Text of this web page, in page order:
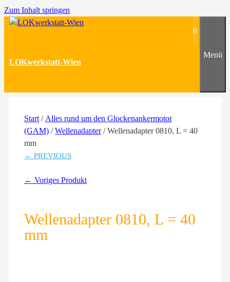
Zum Inhalt springen
LOKwerkstatt-Wien
0
Menü
Start / Alles rund um den Glockenankermotor
(GAM) /Wellenadapter/ Wellenadapter 0810, L = 40
mm
← PREVIOUS
← Voriges Produkt
Wellenadapter 0810, L = 40
mm